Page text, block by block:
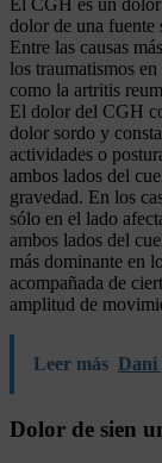
El CGH es un dolor
dolor de una fuente
Entre las causas
los traumatismos
como la artritis
El dolor del CGH
dolor sordo y
actividades o
ambos lados del
gravedad. En los
sólo en el lado
ambos lados del
más dominante en
acompañada de
amplitud de
Leer más Dani
Dolor de sien